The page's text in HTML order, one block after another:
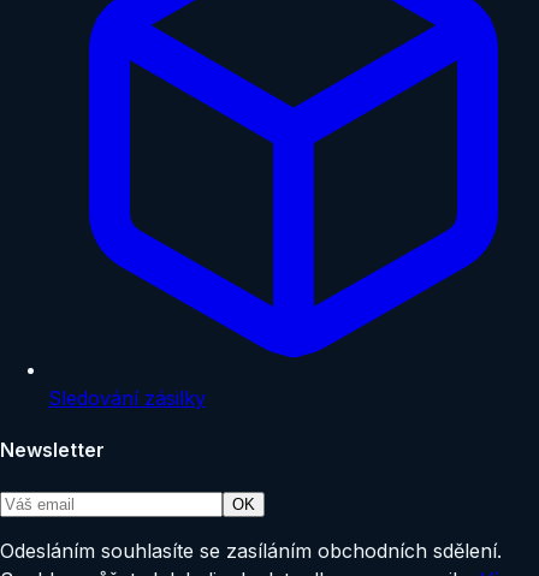
Sledování zásilky
Newsletter
OK
Odesláním souhlasíte se zasíláním obchodních sdělení.